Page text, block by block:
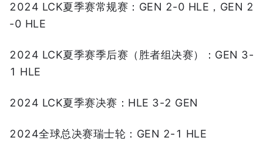
2024 LCK夏季赛常规赛：GEN 2-0 HLE，GEN 2
-0 HLE
2024 LCK夏季赛季后赛（胜者组决赛）：GEN 3-
1 HLE
2024 LCK夏季赛决赛：HLE 3-2 GEN
2024全球总决赛瑞士轮：GEN 2-1 HLE